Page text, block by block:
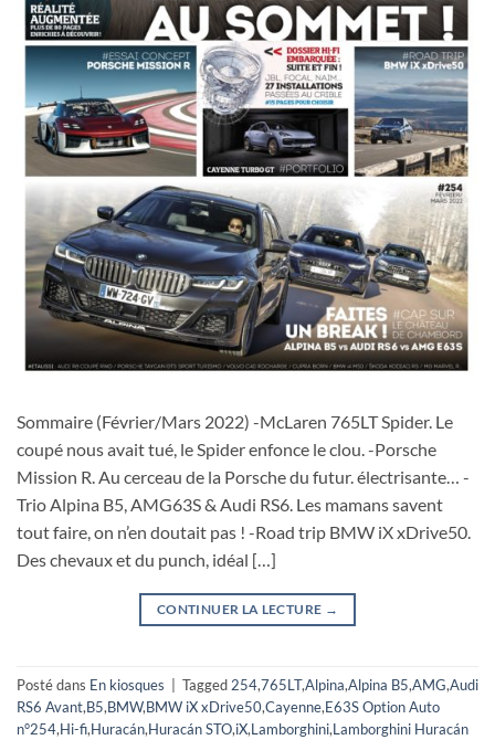
Sommaire (Février/Mars 2022) -McLaren 765LT Spider. Le
coupé nous avait tué, le Spider enfonce le clou. -Porsche
Mission R. Au cerceau de la Porsche du futur. électrisante… -
Trio Alpina B5, AMG63S & Audi RS6. Les mamans savent
tout faire, on n’en doutait pas ! -Road trip BMW iX xDrive50.
Des chevaux et du punch, idéal […]
CONTINUER LA LECTURE →
Posté dans En kiosques Tagged254,765LT,Alpina,Alpina B5,AMG,Audi
RS6 Avant,B5,BMW,BMW iX xDrive50,Cayenne,E63S Option Auto
n°254,Hi-fi,Huracán,Huracán STO,iX,Lamborghini,Lamborghini Huracán